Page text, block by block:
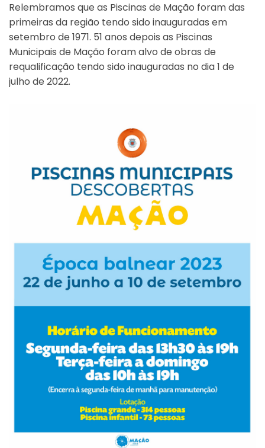
Relembramos que as Piscinas de Mação foram das
primeiras da região tendo sido inauguradas em
setembro de 1971. 51 anos depois as Piscinas
Municipais de Mação foram alvo de obras de
requalificação tendo sido inauguradas no dia 1 de
julho de 2022.